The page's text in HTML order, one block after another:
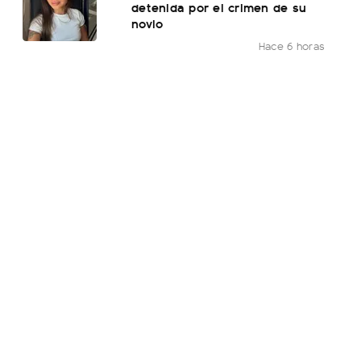
detenida por el crimen de su
novio
Hace 6 horas